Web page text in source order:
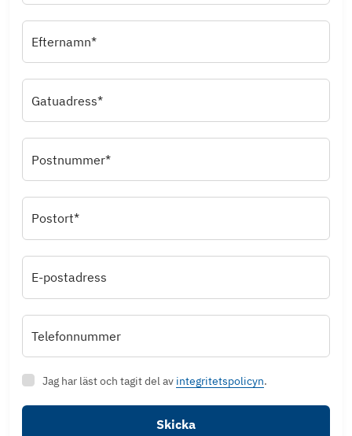
Efternamn*
Gatuadress*
Postnummer*
Postort*
E-postadress
Telefonnummer
Jag har läst och tagit del av integritetspolicyn.
Skicka